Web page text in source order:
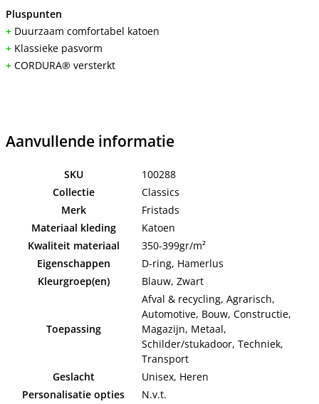
Pluspunten
+ Duurzaam comfortabel katoen
+ Klassieke pasvorm
+ CORDURA® versterkt
Aanvullende informatie
SKU
100288
Collectie
Classics
Merk
Fristads
Materiaal kleding
Katoen
Kwaliteit materiaal
350-399gr/m²
Eigenschappen
D-ring, Hamerlus
Kleurgroep(en)
Blauw, Zwart
Toepassing
Afval & recycling, Agrarisch,
Automotive, Bouw, Constructie,
Magazijn, Metaal,
Schilder/stukadoor, Techniek,
Transport
Geslacht
Unisex, Heren
Personalisatie opties
N.v.t.